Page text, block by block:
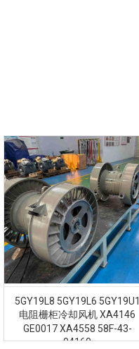
5GY19L8 5GY19L6 5GY19U1
电阻栅柜冷却风机 XA4146
GE0017 XA4558 58F-43-
04160